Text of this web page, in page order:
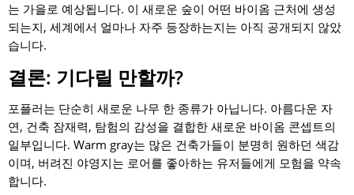
는 가을로 예상됩니다. 이 새로운 숲이 어떤 바이옴 근처에 생성
되는지, 세계에서 얼마나 자주 등장하는지는 아직 공개되지 않았
습니다.
결론: 기다릴 만할까?
포플러는 단순히 새로운 나무 한 종류가 아닙니다. 아름다운 자
연, 건축 잠재력, 탐험의 감성을 결합한 새로운 바이옴 콘셉트의
일부입니다. Warm gray는 많은 건축가들이 분명히 원하던 색감
이며, 버려진 야영지는 로어를 좋아하는 유저들에게 모험을 약속
합니다.